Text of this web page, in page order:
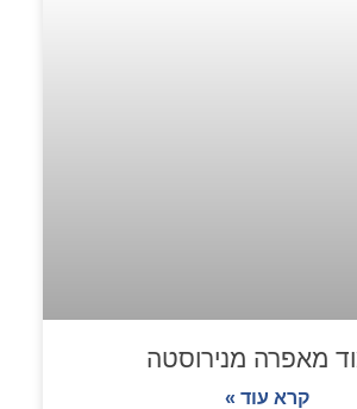
מאפרה מנירוסטה
קרא עוד »